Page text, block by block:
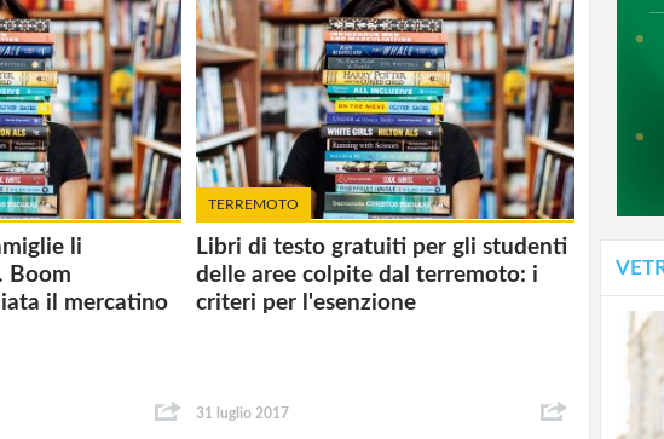
li
Boom
il mercatino
TERREMOTO
Libri di testo gratuiti per gli studenti
delle aree colpite dal terremoto: i
criteri per l'esenzione
31 luglio 2017